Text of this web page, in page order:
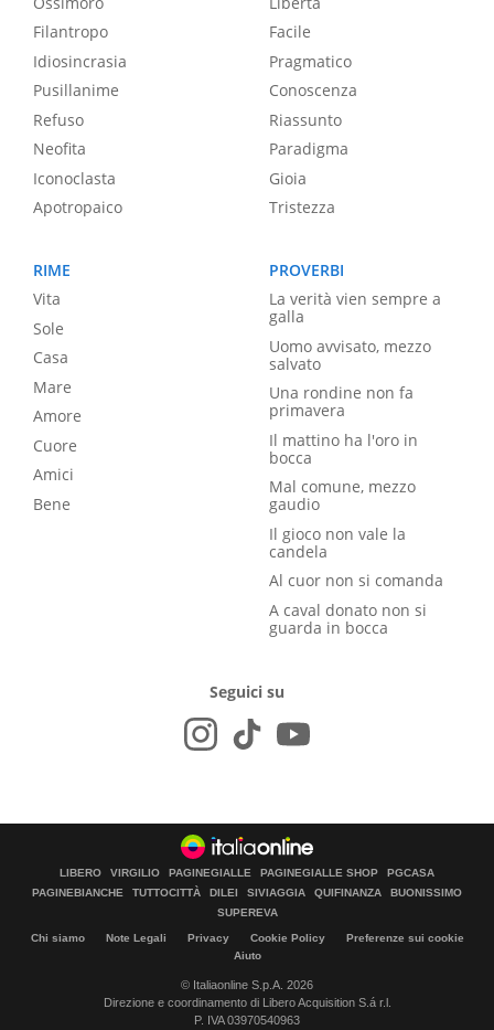
Filantropo
Idiosincrasia
Pusillanime
Refuso
Neofita
Iconoclasta
Apotropaico
Facile
Pragmatico
Conoscenza
Riassunto
Paradigma
Gioia
Tristezza
RIME
Vita
Sole
Casa
Mare
Amore
Cuore
Amici
Bene
PROVERBI
La verità vien sempre a
galla
Uomo avvisato, mezzo
salvato
Una rondine non fa
primavera
Il mattino ha l'oro in
bocca
Mal comune, mezzo
gaudio
Il gioco non vale la
candela
Al cuor non si comanda
A caval donato non si
guarda in bocca
Seguici su
LIBERO VIRGILIO PAGINEGIALLE PAGINEGIALLE SHOP
PGCASA
PAGINEBIANCHE
TUTTOCITTÀ DILEI SIVIAGGIA QUIFINANZA
BUONISSIMO
SUPEREVA
Chi siamo Note Legali Privacy Cookie Policy
Preferenze sui cookie
Aiuto
© Italiaonline S.p.A. 2026
Direzione e coordinamento di Libero Acquisition S.á r.l.
P. IVA 03970540963